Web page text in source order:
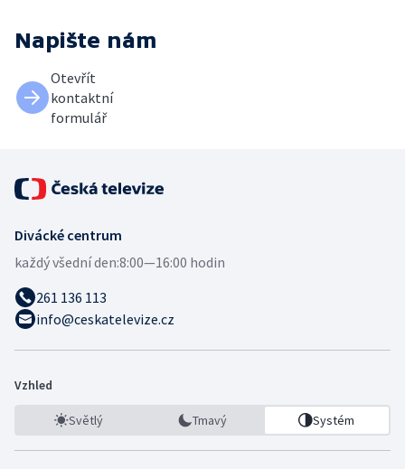
Napište nám
Otevřít
kontaktní
formulář
Divácké centrum
každý všední den:8:00—16:00 hodin
261 136 113
info@ceskatelevize.cz
Vzhled
Světlý Tmavý Systém